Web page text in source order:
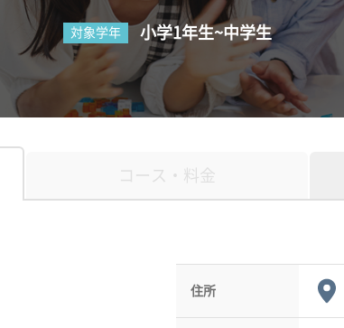
対象学年 小学1年生~中学生
コース・料金
住所